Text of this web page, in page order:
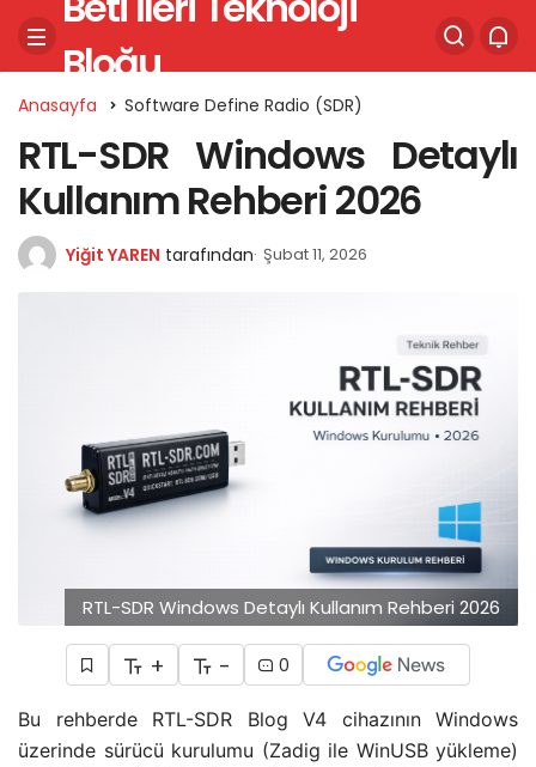
Bloğu
Anasayfa Software Define Radio (SDR)
RTL-SDR Windows Detaylı
Kullanım Rehberi 2026
Yiğit YAREN tarafından Şubat 11, 2026
RTL-SDR Windows Detaylı Kullanım Rehberi 2026
+ - 0
Bu rehberde RTL-SDR Blog V4 cihazının Windows
üzerinde sürücü kurulumu (Zadig ile WinUSB yükleme)